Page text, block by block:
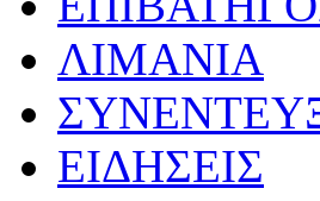
ΛΙΜΑΝΙΑ
ΕΙΔΗΣΕΙΣ